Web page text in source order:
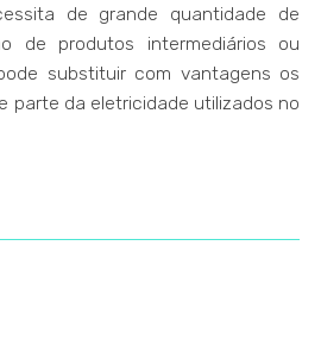
de grande quantidade de
de produtos intermediários ou
substituir com vantagens os
parte da eletricidade utilizados no